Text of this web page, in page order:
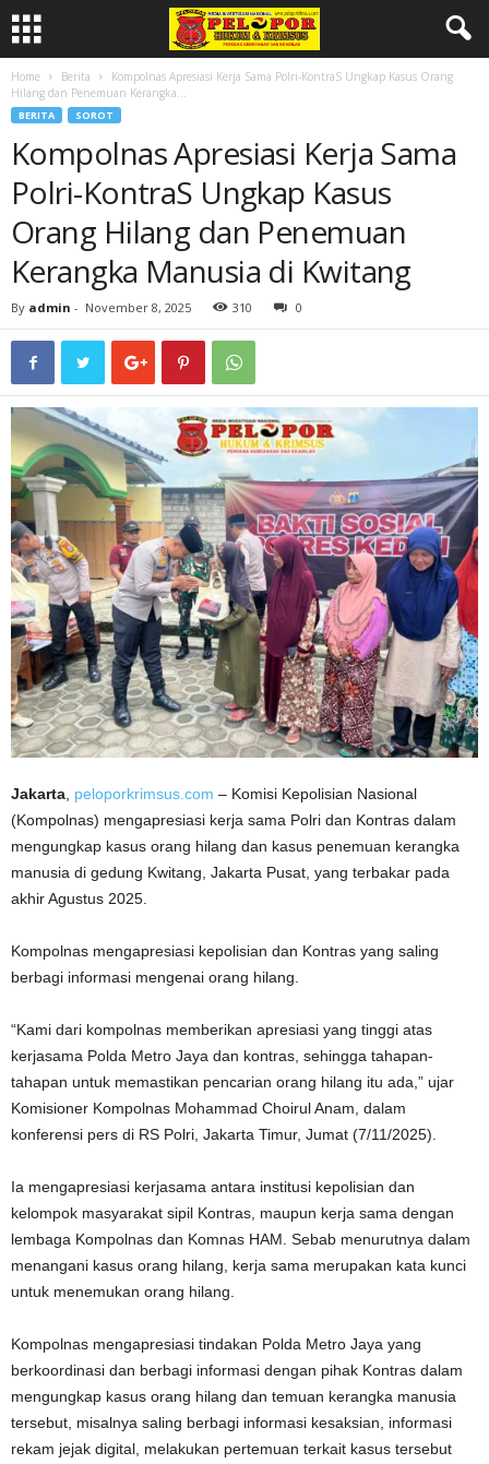
Home Berita
Kompolnas Apresiasi Kerja Sama Polri-KontraS Ungkap Kasus Orang
Hilang dan Penemuan Kerangka...
BERITA SOROT
Kompolnas Apresiasi Kerja Sama
Polri-KontraS Ungkap Kasus
Orang Hilang dan Penemuan
Kerangka Manusia di Kwitang
By admin - November 8, 2025 310 0
Jakarta peloporkrimsus.com – Komisi Kepolisian Nasional
(Kompolnas) mengapresiasi kerja sama Polri dan Kontras dalam
mengungkap kasus orang hilang dan kasus penemuan kerangka
manusia di gedung Kwitang, Jakarta Pusat, yang terbakar pada
akhir Agustus 2025.
Kompolnas mengapresiasi kepolisian dan Kontras yang saling
berbagi informasi mengenai orang hilang.
“Kami dari kompolnas memberikan apresiasi yang tinggi atas
kerjasama Polda Metro Jaya dan kontras, sehingga tahapan-
tahapan untuk memastikan pencarian orang hilang itu ada,” ujar
Komisioner Kompolnas Mohammad Choirul Anam, dalam
konferensi pers di RS Polri, Jakarta Timur, Jumat (7/11/2025).
Ia mengapresiasi kerjasama antara institusi kepolisian dan
kelompok masyarakat sipil Kontras, maupun kerja sama dengan
lembaga Kompolnas dan Komnas HAM. Sebab menurutnya dalam
menangani kasus orang hilang, kerja sama merupakan kata kunci
untuk menemukan orang hilang.
Kompolnas mengapresiasi tindakan Polda Metro Jaya yang
berkoordinasi dan berbagi informasi dengan pihak Kontras dalam
mengungkap kasus orang hilang dan temuan kerangka manusia
tersebut, misalnya saling berbagi informasi kesaksian, informasi
rekam jejak digital, melakukan pertemuan terkait kasus tersebut